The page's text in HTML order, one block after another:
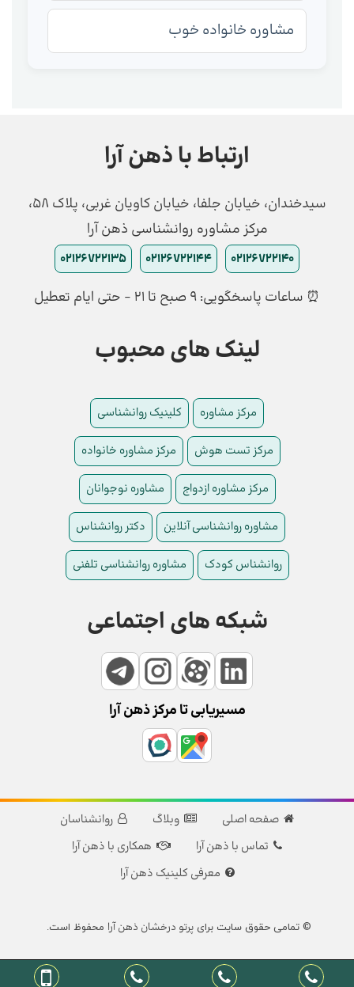
مشاوره خانواده خوب
ارتباط با ذهن آرا
سیدخندان، خیابان جلفا، خیابان کاویان غربی، پلاک 58،
مرکز مشاوره روانشناسی ذهن آرا
02126722140
02126722144
02126722135
⏰ ساعات پاسخگویی: ۹ صبح تا ۲۱ - حتی ایام تعطیل
لینک های محبوب
مرکز مشاوره کلینیک روانشناسی
مرکز تست هوش مرکز مشاوره خانواده
مرکز مشاوره ازدواج مشاوره نوجوانان
مشاوره روانشناسی آنلاین دکتر روانشناس
روانشناس کودک مشاوره روانشناسی تلفنی
شبکه های اجتماعی
مسیریابی تا مرکز ذهن آرا
صفحه اصلی وبلاگ
روانشناسان
تماس با ذهن آرا
همکاری با ذهن آرا
معرفی کلینیک ذهن آرا
© تمامی حقوق سایت برایپرتو درخشان ذهن آرا محفوظ است.